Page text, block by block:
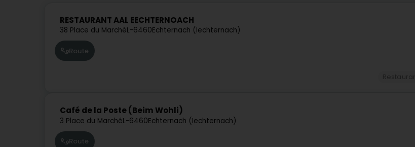
RESTAURANT AAL EECHTERNOACH
38 Place du MarchéL-6460Echternach (Iechternach)
Route
Café de la Poste (Beim Wohli)
3 Place du MarchéL-6460Echternach (Iechternach)
Route